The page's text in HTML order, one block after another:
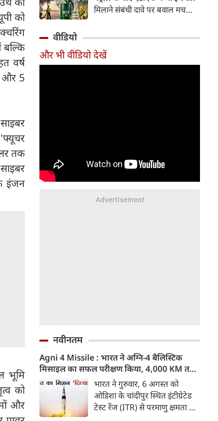
को
बल्कि
वर्ष
और 5
तक
इंजन
भूमि
को
और
इसके अलावा Redmi Note 17 में
Corning Gorilla Glass 7i
चेसिस जैसे फीचर्स मिलते हैं।
मिलाने संबंधी दावे पर बवाल मच
इथेनॉल मिलाने की कोई योजना नहीं
है।
वीडियो
और भी वीडियो देखें
नवीनतम
Agni 4 Missile : भारत ने अग्नि-4 बैलिस्टिक
मिसाइल का सफल परीक्षण किया, 4,000 KM तक
मारक क्षमता
भारत ने गुरुवार, 6 अगस्त को
ओडिशा के चांदीपुर स्थित इंटीग्रेटेड
टेस्ट रेंज (ITR) से परमाणु क्षमता से